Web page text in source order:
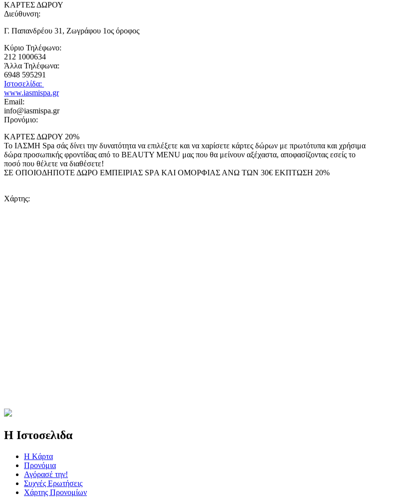
ΚΑΡΤΕΣ ΔΩΡΟΥ
Διεύθυνση:
Γ. Παπανδρέου 31, Ζωγράφου 1ος όροφος
Κύριο Τηλέφωνο:
212 1000634
Άλλα Τηλέφωνα:
6948 595291
Ιστοσελίδα:
www.iasmispa.gr
Email:
info@iasmispa.gr
Προνόμιο:
ΚΑΡΤΕΣ ΔΩΡΟΥ 20%
Το ΙΑΣΜΗ Spa σάς δίνει την δυνατότητα να επιλέξετε και να xαρίσετε κάρτες δώρων με πρωτότυπα και χρήσιμα
δώρα προσωπικής φροντίδας από το BEAUTY MENU μας που θα μείνουν αξέχαστα, αποφασίζοντας εσείς το
ποσό που θέλετε να διαθέσετε!
ΣΕ ΟΠΟΙΟΔΗΠΟΤΕ ΔΩΡΟ ΕΜΠΕΙΡΙΑΣ SPΑ ΚΑΙ ΟΜΟΡΦΙΑΣ ΑΝΩ ΤΩΝ 30€ ΕΚΠΤΩΣΗ 20%
Χάρτης:
Η Ιστοσελιδα
Η Kάρτα
Προνόμια
Αγόρασέ την!
Συχνές Ερωτήσεις
Χάρτης Προνομίων